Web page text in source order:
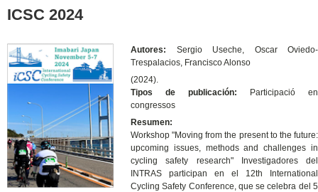
ICSC 2024
Autores: Sergio Useche, Oscar Oviedo-
Trespalacios, Francisco Alonso
(2024).
Tipos de publicación: Participació en
congressos
Resumen:
Workshop "Moving from the present to the future:
upcoming issues, methods and challenges in
cycling safety research" Investigadores del
INTRAS participan en el 12th International
Cycling Safety Conference, que se celebra del 5